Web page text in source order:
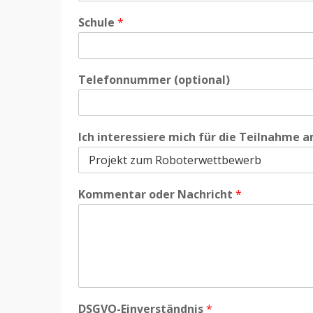
Schule *
Telefonnummer (optional)
*
T
i
n
i
Ich interessiere mich für die Teilnahme
Kommentar oder Nachricht *
DSGVO-Einverständnis*